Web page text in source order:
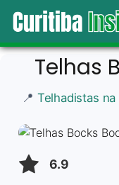
Telhas
📍 Telhadistas
6.9